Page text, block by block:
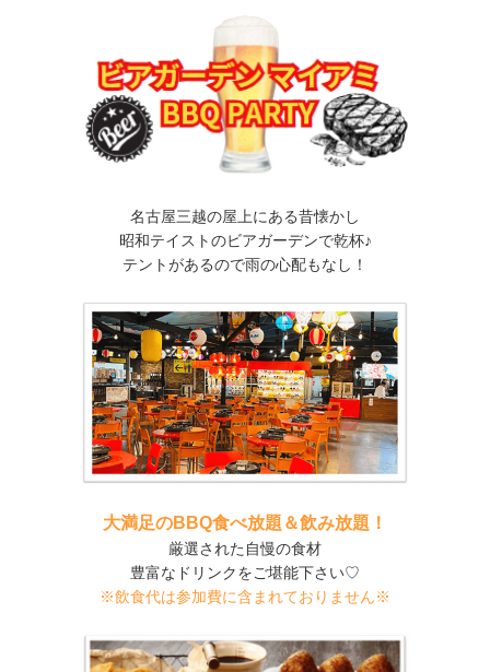
名古屋三越の屋上にある昔懐かし
昭和テイストのビアガーデンで乾杯♪
テントがあるので雨の心配もなし！
大満足のBBQ食べ放題＆飲み放題！
厳選された自慢の食材
豊富なドリンクをご堪能下さい♡
※飲食代は参加費に含まれておりません※